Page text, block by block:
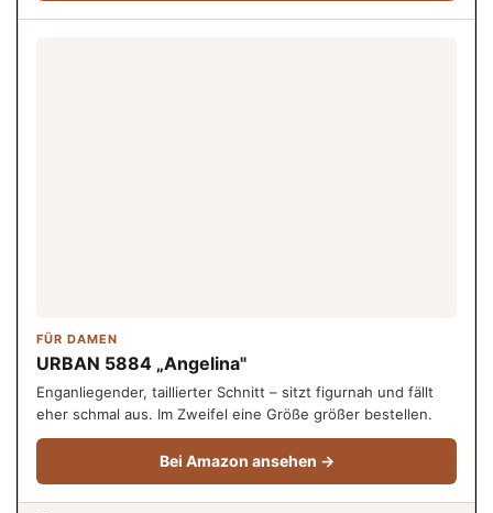
FÜR DAMEN
URBAN 5884 „Angelina"
Enganliegender, taillierter Schnitt – sitzt figurnah und fällt
eher schmal aus. Im Zweifel eine Größe größer bestellen.
Bei Amazon ansehen →